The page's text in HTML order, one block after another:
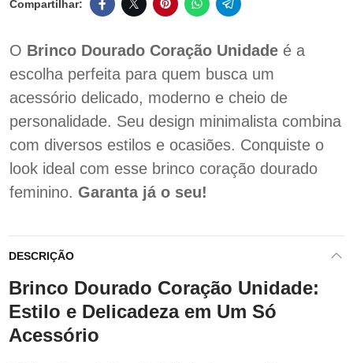
O Brinco Dourado Coração Unidade é a
escolha perfeita para quem busca um
acessório delicado, moderno e cheio de
personalidade. Seu design minimalista combina
com diversos estilos e ocasiões. Conquiste o
look ideal com esse brinco coração dourado
feminino. Garanta já o seu!
DESCRIÇÃO
Brinco Dourado Coração Unidade:
Estilo e Delicadeza em Um Só
Acessório